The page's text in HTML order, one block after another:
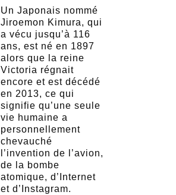
Un Japonais nommé
Jiroemon Kimura, qui
a vécu jusqu’à 116
ans, est né en 1897
alors que la reine
Victoria régnait
encore et est décédé
en 2013, ce qui
signifie qu’une seule
vie humaine a
personnellement
chevauché
l’invention de l’avion,
de la bombe
atomique, d’Internet
et d’Instagram.